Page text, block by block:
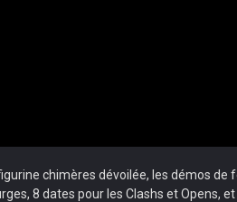
chimères dévoilée, les démos de
8 dates pour les Clashs et Opens,